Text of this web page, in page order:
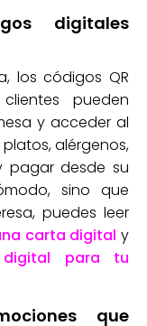
digitales
los códigos QR
pueden
y acceder al
alérgenos,
pagar desde su
sino que
puedes leer
carta digital y
para tu
que